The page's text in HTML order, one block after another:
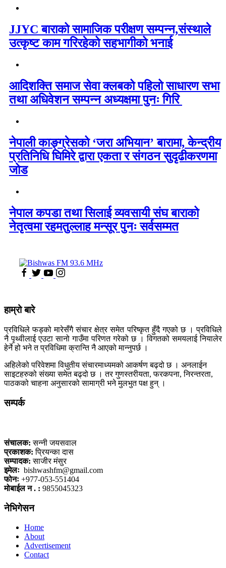
JJYC बाराको सामाजिक परीक्षण सम्पन्न,संस्थाले
उत्कृष्ट काम गरिरहेको सहभागीको भनाई
आदिशक्ति समाज सेवा क्लबको पहिलो साधारण सभा
तथा अधिवेशन सम्पन्न अध्यक्षमा पुनः गिरि
नेपाली काङ्ग्रेसको ‘जरा अभियान’ बारामा, केन्द्रीय
प्रतिनिधि घिमिरे द्वारा एकता र संगठन सुदृढीकरणमा
जोड
नेपाल कपडा तथा सिलाई व्यवसायी संघ बाराको
नेतृत्वमा रहमतुल्लाह मन्सूर पुनः सर्वसम्मत
हाम्रो बारे
प्रविधिले फड्को मारेसँगै संचार क्षेत्र समेत परिष्कृत हुँदै गएको छ । प्रविधिले
नै पृथ्वीलाई एउटा सानो गाउँमा परिणत गरेको छ । विगतको समयलाई नियालेर
हेर्ने हो भने त प्रविधिमा क्रान्ति नै आएको मान्नुपर्छ ।
अहिलेको परिवेशमा विधुतीय संचारमाध्यमको आकर्षण बढ्दो छ । अनलाईन
साइटहरुको संख्या समेत बढ्दो छ । तर गुणस्तरीयता, फरकपना, निरन्तरता,
पाठकको चाहना अनुसारको सामाग्री भने मुलभुत पक्ष हुन् ।
सम्पर्क
संचालक: सन्नी जयसवाल
प्रकाशक: प्रियन्का दास
सम्पादक: साजीर मंसुर
इमेलः bishwashfm@gmail.com
फोनः +977-053-551404
मोबाईल न . : 9855045323
नेभिगेसन
Home
About
Advertisement
Contact